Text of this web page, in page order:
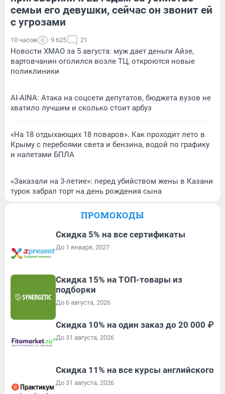
семьи его девушки, сейчас он звонит ей
с угрозами
10 часов 9 625 21
Новости ХМАО за 5 августа: муж дает деньги Айзе,
вартовчанин оголился возле ТЦ, откроются новые
поликлиники
AI-AINA: Атака на соцсети депутатов, бюджета вузов не
хватило лучшим и сколько стоит арбуз
«На 18 отдыхающих 18 поваров». Как проходит лето в
Крыму с перебоями света и бензина, водой по графику
и налетами БПЛА
«Заказали на 3-летие»: перед убийством жены в Казани
турок забрал торт на день рождения сына
ПРОМОКОДЫ
Скидка 5% на все сертификаты
До 1 января, 2027
Скидка 15% на ТОП-товары из
подборки
До 6 августа, 2026
Скидка 10% на один заказ до 20 000 ₽
До 31 августа, 2026
Скидка 11% на все курсы английского
До 31 августа, 2026